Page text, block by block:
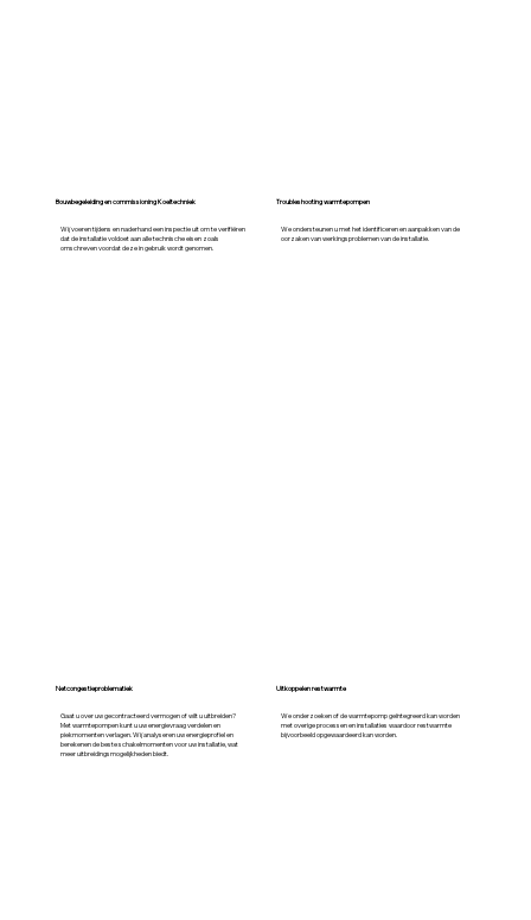
Bouwbegeleiding en commissioning Koeltechniek
Wij voeren tijdens en naderhand een inspectie uit om te verifiëren
dat de installatie voldoet aan alle technische eisen zoals
omschreven voordat deze in gebruik wordt genomen.
Troubleshooting warmtepompen
We ondersteunen u met het identificeren en aanpakken van de
oorzaken van werkingsproblemen van de installatie.
Netcongestieproblematiek
Gaat u over uw gecontracteerd vermogen of wilt u uitbreiden?
Met warmtepompen kunt u uw energievraag verdelen en
piekmomenten verlagen. Wij analyseren uw energieprofiel en
berekenen de beste schakelmomenten voor uw installatie, wat
meer uitbreidingsmogelijkheden biedt.
Uitkoppelen restwarmte
We onderzoeken of de warmtepomp geïntegreerd kan worden
met overige processen en installaties waardoor restwarmte
bijvoorbeeld opgewaardeerd kan worden.